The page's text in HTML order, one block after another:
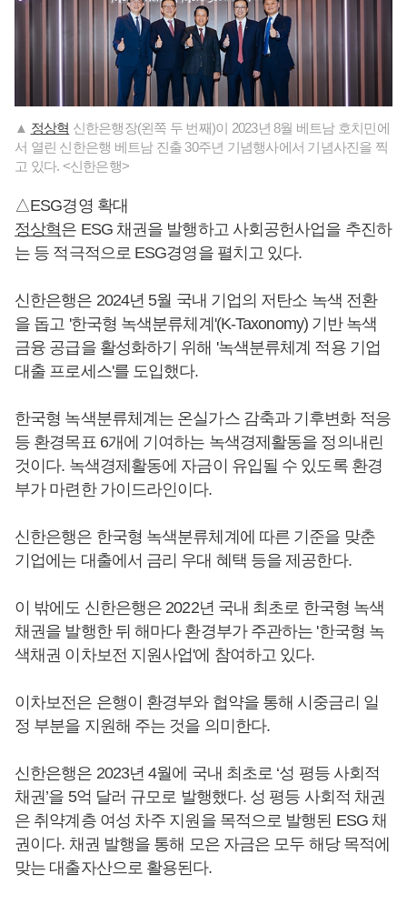
▲ 정상혁 신한은행장(왼쪽 두 번째)이 2023년 8월 베트남 호치민에
서 열린 신한은행 베트남 진출 30주년 기념행사에서 기념사진을 찍
고 있다. <신한은행>
△ESG경영 확대
정상혁은 ESG 채권을 발행하고 사회공헌사업을 추진하
는 등 적극적으로 ESG경영을 펼치고 있다.
신한은행은 2024년 5월 국내 기업의 저탄소 녹색 전환
을 돕고 '한국형 녹색분류체계'(K-Taxonomy) 기반 녹색
금융 공급을 활성화하기 위해 '녹색분류체계 적용 기업
대출 프로세스'를 도입했다.
한국형 녹색분류체계는 온실가스 감축과 기후변화 적응
등 환경목표 6개에 기여하는 녹색경제활동을 정의내린
것이다. 녹색경제활동에 자금이 유입될 수 있도록 환경
부가 마련한 가이드라인이다.
신한은행은 한국형 녹색분류체계에 따른 기준을 맞춘
기업에는 대출에서 금리 우대 혜택 등을 제공한다.
이 밖에도 신한은행은 2022년 국내 최초로 한국형 녹색
채권을 발행한 뒤 해마다 환경부가 주관하는 '한국형 녹
색채권 이차보전 지원사업'에 참여하고 있다.
이차보전은 은행이 환경부와 협약을 통해 시중금리 일
정 부분을 지원해 주는 것을 의미한다.
신한은행은 2023년 4월에 국내 최초로 ‘성 평등 사회적
채권’을 5억 달러 규모로 발행했다. 성 평등 사회적 채권
은 취약계층 여성 차주 지원을 목적으로 발행된 ESG 채
권이다. 채권 발행을 통해 모은 자금은 모두 해당 목적에
맞는 대출자산으로 활용된다.